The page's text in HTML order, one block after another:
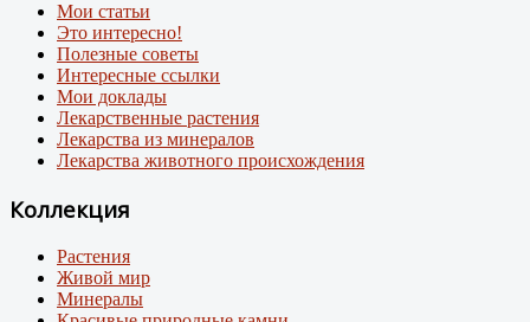
Мои статьи
Это интересно!
Полезные советы
Интересные ссылки
Мои доклады
Лекарственные растения
Лекарства из минералов
Лекарства животного происхождения
Коллекция
Растения
Живой мир
Минералы